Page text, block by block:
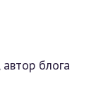
блога